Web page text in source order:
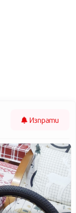
Изпрати